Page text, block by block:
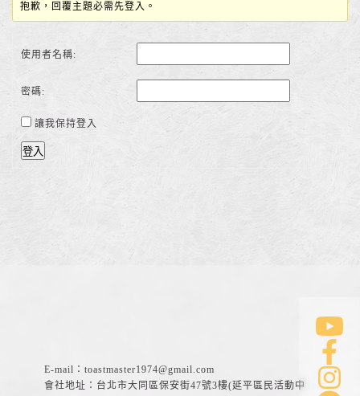
抱歉，回覆主題必需先登入。
使用者名稱:
密碼:
讓我保持登入
登入
E-mail： toastmaster1974@gmail.com
會社地址：台北市大同區保安街47號3樓(延平區民活動中